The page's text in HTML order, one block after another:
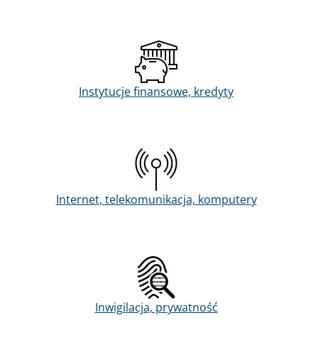
Instytucje finansowe, kredyty
Internet, telekomunikacja, komputery
Inwigilacja, prywatność